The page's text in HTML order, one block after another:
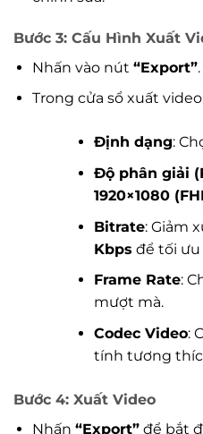
Bước 3: Cấu Hình Xuất
Nhấn vào nút “Export”.
Trong cửa sổ xuất
Định dạng:
Độ phân giải
1920×1080
Bitrate: Giảm
Kbps để tối ưu
Frame Rate:
mượt mà.
Codec Video:
tính tương
Bước 4: Xuất Video
Nhấn “Export”để bắt